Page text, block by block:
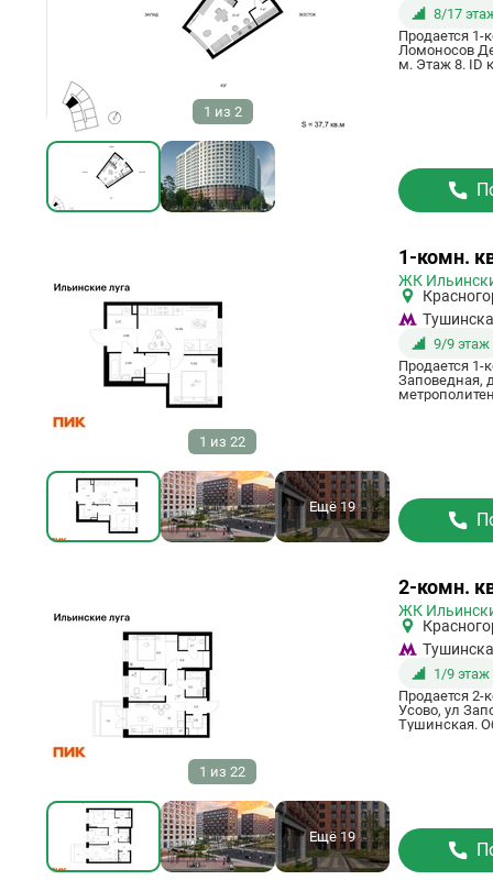
1 из 2
8/17
Продается
Ломоносов
м. Этаж 8. ID
Ещё 19
1 из 22
Ссылка
на
квартиру
1-комн.
ЖК
9/9 этаж
Продается 1-
Заповедная,
Ещё 19
1 из 22
Ссылка
на
квартиру
2-комн.
ЖК
1/9 этаж
Продается 2-
Усово, ул
Тушинская.